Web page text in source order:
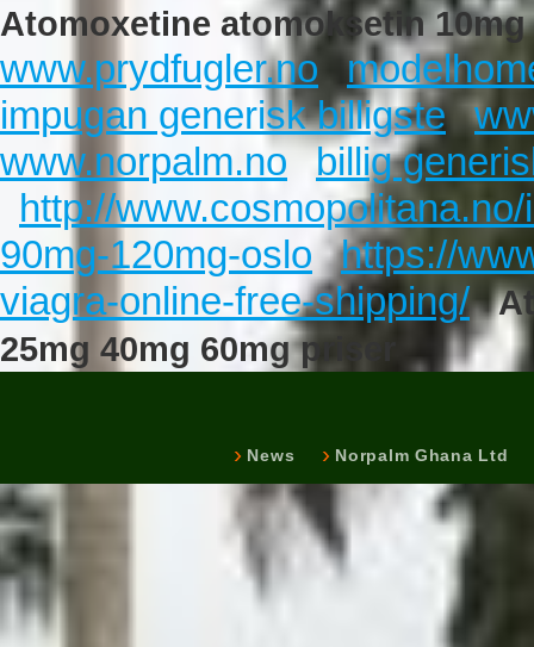
Atomoxetine atomoksetin
www.prydfugler.no
impugan generisk billigste
www.norpalm.no
billig
http://
90mg-120mg-oslo
https://
viagra-online-free-shipping/
25mg 40mg 60mg priser
News Norpalm Ghana Ltd